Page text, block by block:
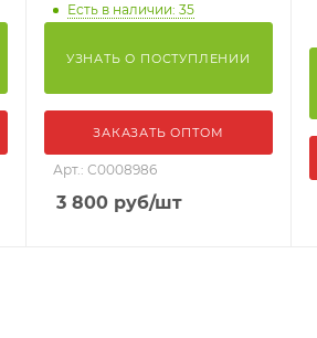
Есть в наличии: 35
УЗНАТЬ О ПОСТУПЛЕНИИ
ЗАКАЗАТЬ ОПТОМ
Арт.: С0008986
3 800 руб/шт